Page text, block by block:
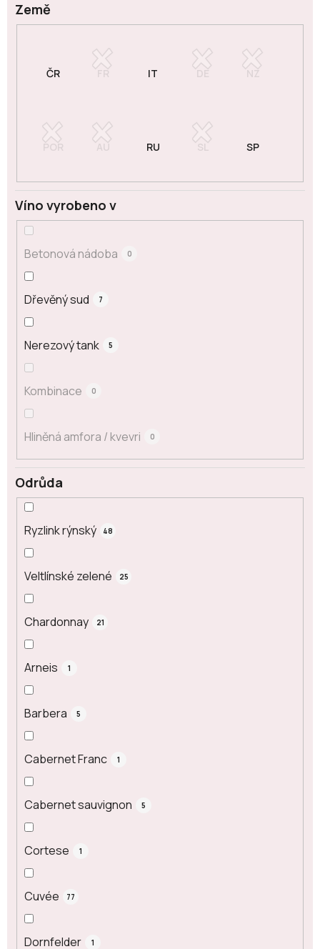
Odrůda
Ryzlink rýnský 48
Veltlínské zelené 25
Chardonnay 21
Arneis 1
Barbera 5
Cabernet Franc 1
Cabernet sauvignon 5
Cortese 1
Cuvée 77
Dornfelder 1
Země
Víno vyrobeno v
Betonová nádoba 0
Dřevěný sud 7
Nerezový tank 5
Kombinace 0
Hliněná amfora / kvevri 0